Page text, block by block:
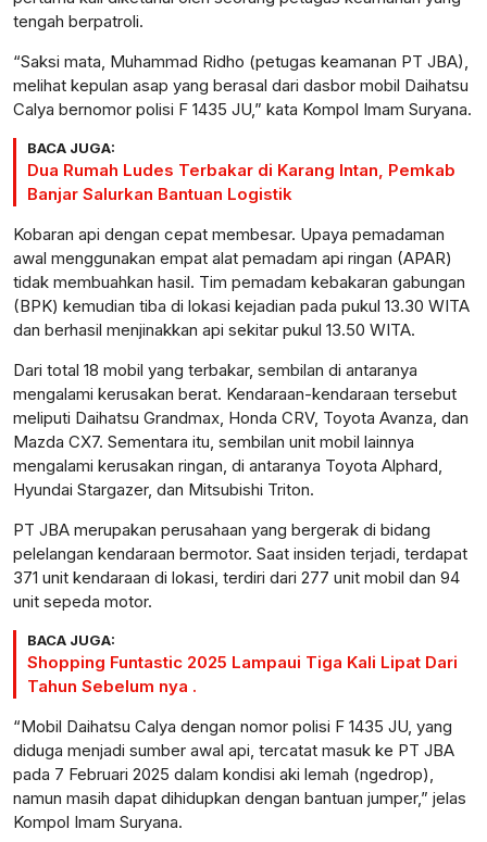
tengah berpatroli.
“Saksi mata, Muhammad Ridho (petugas keamanan PT JBA),
melihat kepulan asap yang berasal dari dasbor mobil Daihatsu
Calya bernomor polisi F 1435 JU,” kata Kompol Imam Suryana.
BACA JUGA:
Dua Rumah Ludes Terbakar di Karang Intan, Pemkab
Banjar Salurkan Bantuan Logistik
Kobaran api dengan cepat membesar. Upaya pemadaman
awal menggunakan empat alat pemadam api ringan (APAR)
tidak membuahkan hasil. Tim pemadam kebakaran gabungan
(BPK) kemudian tiba di lokasi kejadian pada pukul 13.30 WITA
dan berhasil menjinakkan api sekitar pukul 13.50 WITA.
Dari total 18 mobil yang terbakar, sembilan di antaranya
mengalami kerusakan berat. Kendaraan-kendaraan tersebut
meliputi Daihatsu Grandmax, Honda CRV, Toyota Avanza, dan
Mazda CX7. Sementara itu, sembilan unit mobil lainnya
mengalami kerusakan ringan, di antaranya Toyota Alphard,
Hyundai Stargazer, dan Mitsubishi Triton.
PT JBA merupakan perusahaan yang bergerak di bidang
pelelangan kendaraan bermotor. Saat insiden terjadi, terdapat
371 unit kendaraan di lokasi, terdiri dari 277 unit mobil dan 94
unit sepeda motor.
BACA JUGA:
Shopping Funtastic 2025 Lampaui Tiga Kali Lipat Dari
Tahun Sebelum nya .
“Mobil Daihatsu Calya dengan nomor polisi F 1435 JU, yang
diduga menjadi sumber awal api, tercatat masuk ke PT JBA
pada 7 Februari 2025 dalam kondisi aki lemah (ngedrop),
namun masih dapat dihidupkan dengan bantuan jumper,” jelas
Kompol Imam Suryana.